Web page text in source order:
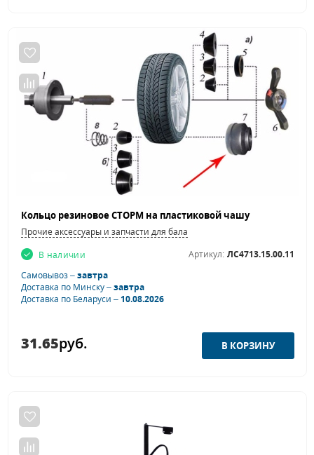
Кольцо резиновое СТОРМ на пластиковой чашу
Прочие аксессуары и запчасти для балансировочных станков
В наличии
Артикул: ЛС4713.15.00.11
Самовывоз –завтра
Доставка по Минску –завтра
Доставка по Беларуси –10.08.2026
31.65руб.